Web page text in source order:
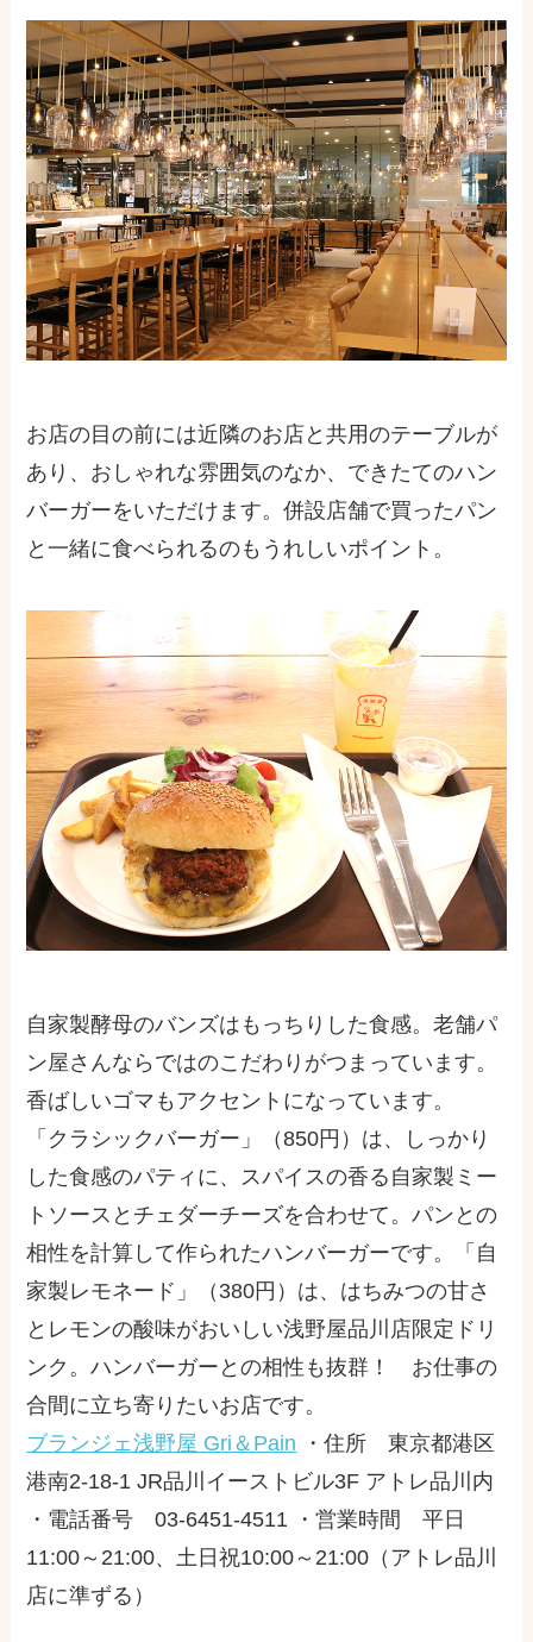
お店の目の前には近隣のお店と共用のテーブルが
あり、おしゃれな雰囲気のなか、できたてのハン
バーガーをいただけます。併設店舗で買ったパン
と一緒に食べられるのもうれしいポイント。
自家製酵母のバンズはもっちりした食感。老舗パ
ン屋さんならではのこだわりがつまっています。
香ばしいゴマもアクセントになっています。
「クラシックバーガー」（850円）は、しっかり
した食感のパティに、スパイスの香る自家製ミー
トソースとチェダーチーズを合わせて。パンとの
相性を計算して作られたハンバーガーです。「自
家製レモネード」（380円）は、はちみつの甘さ
とレモンの酸味がおいしい浅野屋品川店限定ドリ
ンク。ハンバーガーとの相性も抜群！ お仕事の
合間に立ち寄りたいお店です。
ブランジェ浅野屋 Gri＆Pain ・住所 東京都港区
港南2-18-1 JR品川イーストビル3F アトレ品川内
・電話番号 03-6451-4511 ・営業時間 平日
11:00～21:00、土日祝10:00～21:00（アトレ品川
店に準ずる）